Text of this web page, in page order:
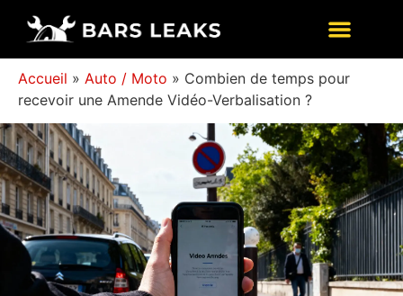
Accueil » Auto / Moto » Combien de temps pour
recevoir une Amende Vidéo-Verbalisation ?